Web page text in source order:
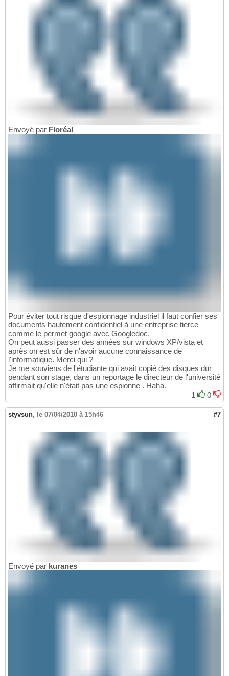
Envoyé par Floréal
Pour éviter tout risque d'espionnage industriel il faut confier ses
documents hautement confidentiel à une entreprise tierce
comme le permet google avec Googledoc.
On peut aussi passer des années sur windows XP/vista et
après on est sûr de n'avoir aucune connaissance de
l'informatique. Merci qui ?
Je me souviens de l'étudiante qui avait copié des disques dur
pendant son stage, dans un reportage le directeur de l'université
affirmait qu'elle n'était pas une espionne . Haha.
1
0
styvsun, le 07/04/2010 à 15h46 #7
Envoyé par kuranes